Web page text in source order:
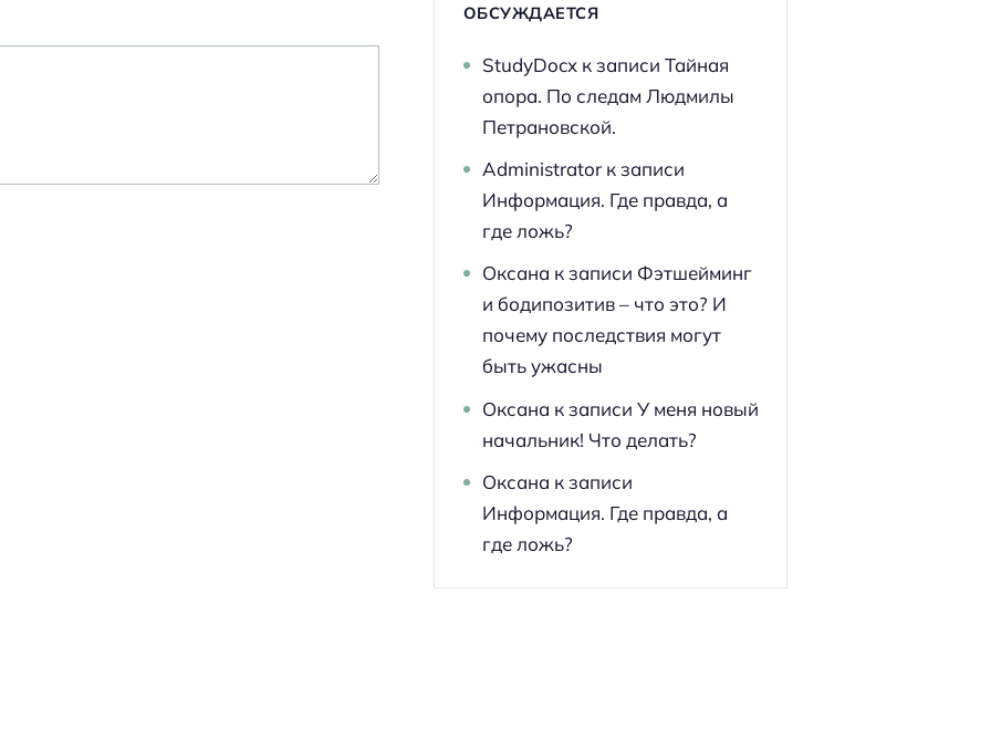
ОБСУЖДАЕТСЯ
StudyDocxк записи Тайная
опора. По следам Людмилы
Петрановской.
Administratorк записи
Информация. Где правда, а
где ложь?
Оксана к записи Фэтшейминг
и бодипозитив – что это? И
почему последствия могут
быть ужасны
Оксана к записи У меня новый
начальник! Что делать?
Оксана к записи
Информация. Где правда, а
где ложь?